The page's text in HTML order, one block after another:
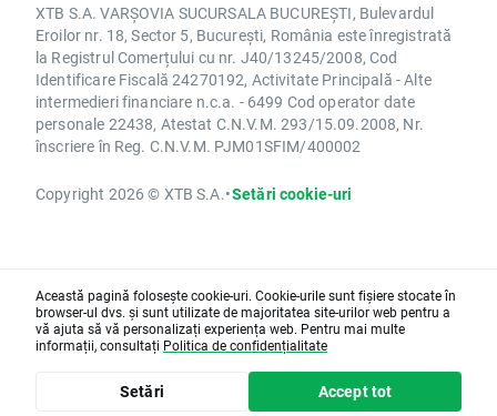
XTB S.A. VARȘOVIA SUCURSALA BUCUREȘTI, Bulevardul
Eroilor nr. 18, Sector 5, București, România este înregistrată
la Registrul Comerțului cu nr. J40/13245/2008, Cod
Identificare Fiscală 24270192, Activitate Principală - Alte
intermedieri financiare n.c.a. - 6499 Cod operator date
personale 22438, Atestat C.N.V.M. 293/15.09.2008, Nr.
înscriere în Reg. C.N.V.M. PJM01SFIM/400002
Copyright 2026 © XTB S.A.•Setări cookie-uri
Această pagină folosește cookie-uri. Cookie-urile sunt fișiere stocate în
browser-ul dvs. și sunt utilizate de majoritatea site-urilor web pentru a
vă ajuta să vă personalizați experiența web. Pentru mai multe
informații, consultați Politica de confidențialitate
Setări Accept tot